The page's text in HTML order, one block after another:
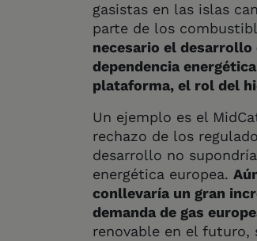
gasistas en las islas
parte de los
necesario el
dependencia
plataforma, el rol del
Un ejemplo es el
rechazo de los
desarrollo no
energética europea.
conllevaría un gran
demanda de gas
renovable en el futuro,